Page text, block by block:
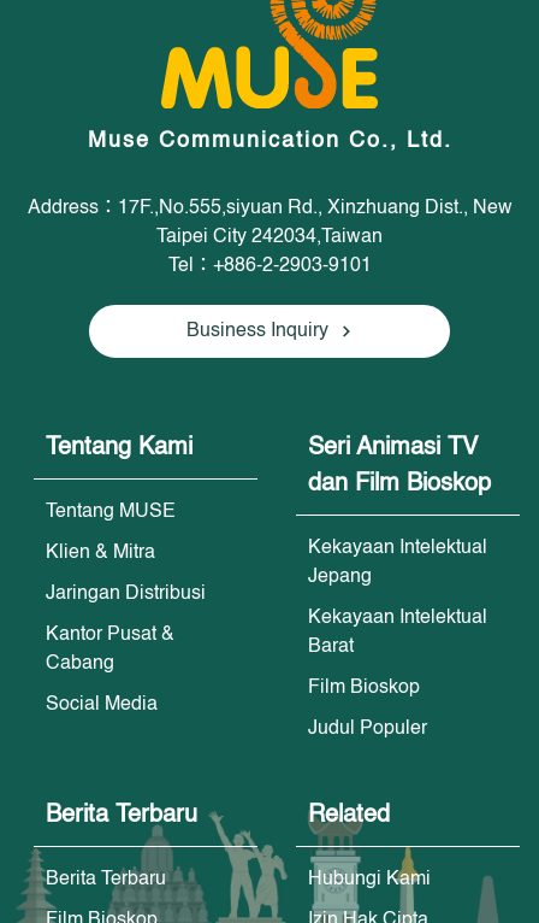
Muse Communication Co., Ltd.
Address：17F.,No.555,siyuan Rd., Xinzhuang Dist., New
Taipei City 242034,Taiwan
Tel：+886-2-2903-9101
Business Inquiry
Tentang Kami
Tentang MUSE
Klien & Mitra
Jaringan Distribusi
Kantor Pusat &
Cabang
Social Media
Seri Animasi TV
dan Film Bioskop
Kekayaan Intelektual
Jepang
Kekayaan Intelektual
Barat
Film Bioskop
Judul Populer
Berita Terbaru
Berita Terbaru
Related
Hubungi Kami